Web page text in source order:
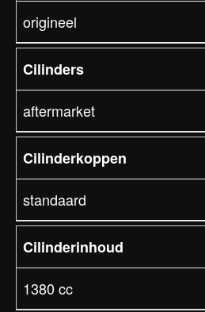
origineel
Cilinders
aftermarket
Cilinderkoppen
standaard
Cilinderinhoud
1380 cc